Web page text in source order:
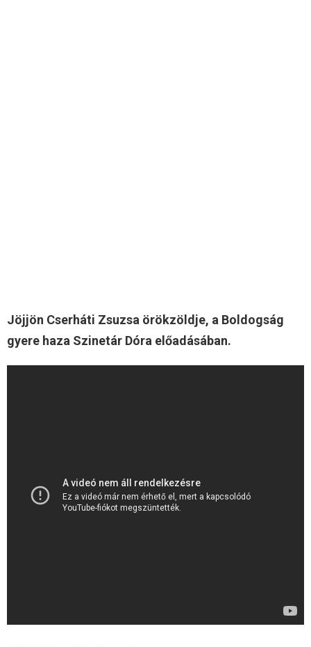
Jöjjön Cserháti Zsuzsa örökzöldje, a Boldogság
gyere haza Szinetár Dóra előadásában.